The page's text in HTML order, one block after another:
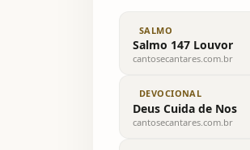
SALMO
Salmo 147 Louvor
cantosecantares.com.br
DEVOCIONAL
Deus Cuida de Nos
cantosecantares.com.br